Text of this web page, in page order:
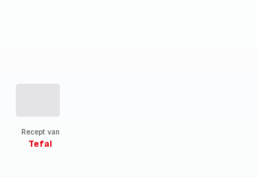
Recept van
Tefal